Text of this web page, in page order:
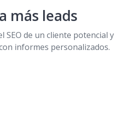
más leads
SEO de un cliente potencial y
informes personalizados.